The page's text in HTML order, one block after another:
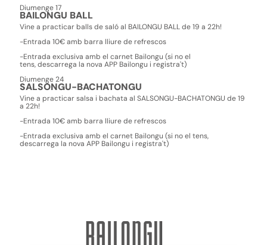
Diumenge 17
BAILONGU BALL
Vine a practicar balls de saló al BAILONGU BALL de 19 a 22h!
-Entrada 10€ amb barra lliure de refrescos
-Entrada exclusiva amb el carnet Bailongu (si no el
tens, descarrega la nova APP Bailongu i registra't)
Diumenge 24
SALSONGU-BACHATONGU
Vine a practicar salsa i bachata al SALSONGU-BACHATONGU de 19
a 22h!
-Entrada 10€ amb barra lliure de refrescos
-Entrada exclusiva amb el carnet Bailongu (si no el tens,
descarrega la nova APP Bailongu i registra't)